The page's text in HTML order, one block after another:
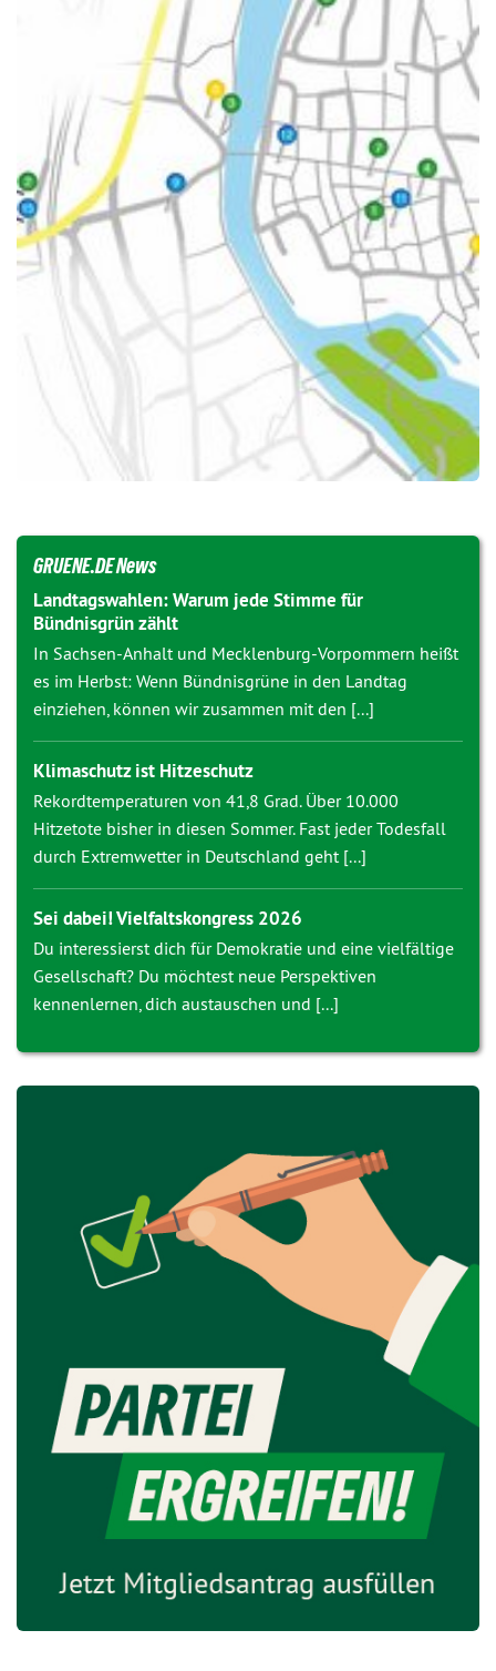
GRUENE.DE News
Landtagswahlen: Warum jede Stimme für
Bündnisgrün zählt
In Sachsen-Anhalt und Mecklenburg-Vorpommern heißt
es im Herbst: Wenn Bündnisgrüne in den Landtag
einziehen, können wir zusammen mit den [...]
Klimaschutz ist Hitzeschutz
Rekordtemperaturen von 41,8 Grad. Über 10.000
Hitzetote bisher in diesen Sommer. Fast jeder Todesfall
durch Extremwetter in Deutschland geht [...]
Sei dabei! Vielfaltskongress 2026
Du interessierst dich für Demokratie und eine vielfältige
Gesellschaft? Du möchtest neue Perspektiven
kennenlernen, dich austauschen und [...]